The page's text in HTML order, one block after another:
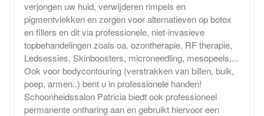
verjongen uw huid, verwijderen rimpels en
pigmentvlekken en zorgen voor alternatieven op botox
en fillers en dit via professionele, niet-invasieve
topbehandelingen zoals oa. ozontherapie, RF therapie,
Ledsessies, Skinboosters, microneedling, mesopeels,...
Ook voor bodycontouring (verstrakken van billen, buik,
poep, armen..) bent u in professionele handen!
Schoonheidssalon Patricia biedt ook professioneel
permanente ontharing aan en gebruikt hiervoor een